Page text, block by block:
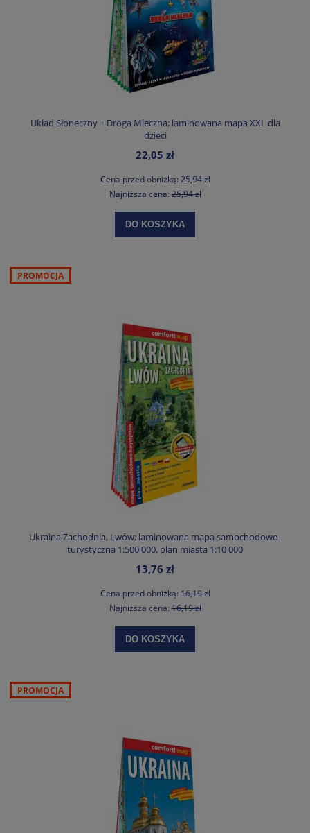
Układ Słoneczny + Droga Mleczna; laminowana mapa XXL dla
dzieci
22,05 zł
Cena przed obniżką:25,94 zł
Najniższa cena:25,94 zł
DO KOSZYKA
Ukraina Zachodnia, Lwów; laminowana mapa samochodowo-
turystyczna 1:500 000, plan miasta 1:10 000
13,76 zł
Cena przed obniżką:16,19 zł
Najniższa cena:16,19 zł
DO KOSZYKA
PROMOCJA
PROMOCJA